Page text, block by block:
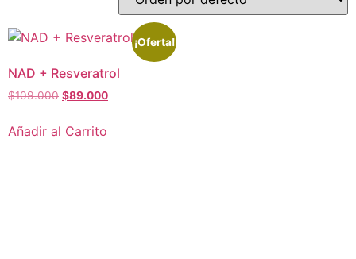
¡Oferta!
NAD + Resveratrol
$109.000 $89.000
Añadir al Carrito